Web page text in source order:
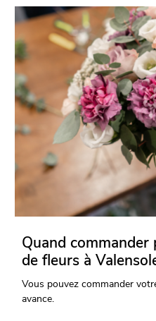
Quand
de fleurs à
Vous pouvez commander
avance.